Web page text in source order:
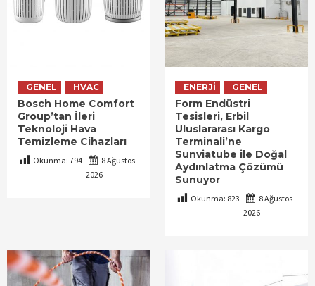
GENEL HVAC
Bosch Home Comfort
Group’tan İleri
Teknoloji Hava
Temizleme Cihazları
Okunma: 794
8 Ağustos
2026
ENERJI GENEL
Form Endüstri
Tesisleri, Erbil
Uluslararası Kargo
Terminali’ne
Sunviatube ile Doğal
Aydınlatma Çözümü
Sunuyor
Okunma: 823
8 Ağustos
2026